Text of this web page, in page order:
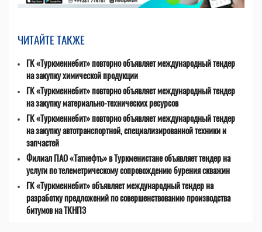
ЧИТАЙТЕ ТАКЖЕ
ГК «Туркменнебит» повторно объявляет международный тендер
на закупку химической продукции
ГК «Туркменнебит» повторно объявляет международный тендер
на закупку материально-технических ресурсов
ГК «Туркменнебит» повторно объявляет международный тендер
на закупку автотранспортной, специализированной техники и
запчастей
Филиал ПАО «Татнефть» в Туркменистане объявляет тендер на
услуги по телеметрическому сопровождению бурения скважин
ГК «Туркменнебит» объявляет международный тендер на
разработку предложений по совершенствованию производства
битумов на ТКНПЗ